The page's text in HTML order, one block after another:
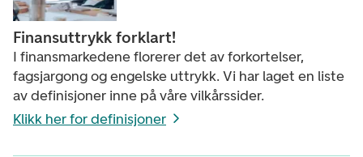
Finansuttrykk forklart!
I finansmarkedene florerer det av forkortelser,
fagsjargong og engelske uttrykk. Vi har laget en liste
av definisjoner inne på våre vilkårssider.
Klikk her for definisjoner